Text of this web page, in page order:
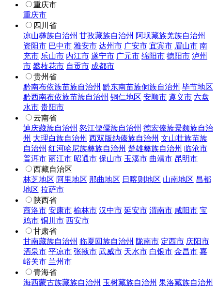
重庆市
重庆市
四川省
凉山彝族自治州 甘孜藏族自治州 阿坝藏族羌族自治州
资阳市 巴中市 雅安市 达州市 广安市 宜宾市 眉山市 南
充市 乐山市 内江市 遂宁市 广元市 绵阳市 德阳市 泸州
市 攀枝花市 自贡市 成都市
贵州省
黔南布依族苗族自治州 黔东南苗族侗族自治州 毕节地区
黔西南布依族苗族自治州 铜仁地区 安顺市 遵义市 六盘
水市 贵阳市
云南省
迪庆藏族自治州 怒江傈僳族自治州 德宏傣族景颇族自治
州 大理白族自治州 西双版纳傣族自治州 文山壮族苗族
自治州 红河哈尼族彝族自治州 楚雄彝族自治州 临沧市
普洱市 丽江市 昭通市 保山市 玉溪市 曲靖市 昆明市
西藏自治区
林芝地区 阿里地区 那曲地区 日喀则地区 山南地区 昌都
地区 拉萨市
陕西省
商洛市 安康市 榆林市 汉中市 延安市 渭南市 咸阳市 宝
鸡市 铜川市 西安市
甘肃省
甘南藏族自治州 临夏回族自治州 陇南市 定西市 庆阳市
酒泉市 平凉市 张掖市 武威市 天水市 白银市 金昌市 嘉
峪关市 兰州市
青海省
海西蒙古族藏族自治州 玉树藏族自治州 果洛藏族自治州